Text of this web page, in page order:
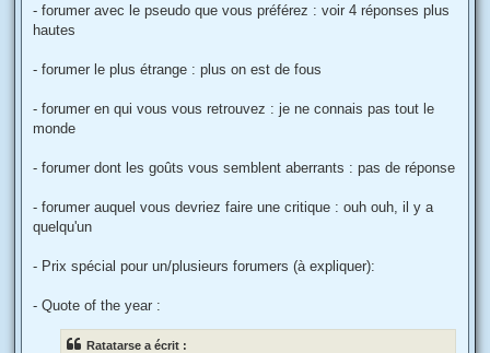
- forumer avec le pseudo que vous préférez : voir 4 réponses plus
hautes
- forumer le plus étrange : plus on est de fous
- forumer en qui vous vous retrouvez : je ne connais pas tout le
monde
- forumer dont les goûts vous semblent aberrants : pas de réponse
- forumer auquel vous devriez faire une critique : ouh ouh, il y a
quelqu'un
- Prix spécial pour un/plusieurs forumers (à expliquer):
- Quote of the year :
Ratatarse a écrit :